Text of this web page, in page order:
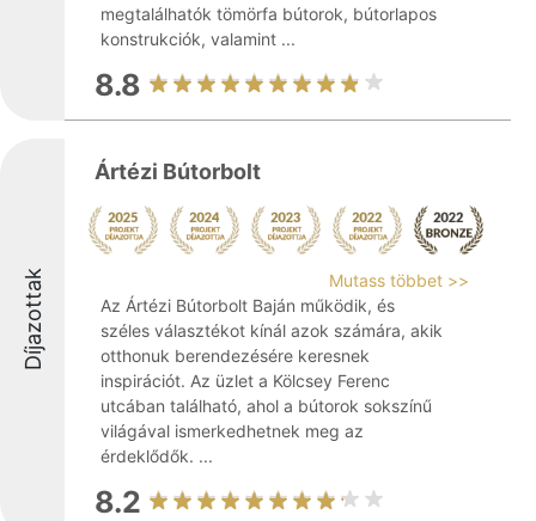
megtalálhatók tömörfa bútorok, bútorlapos
konstrukciók, valamint ...
8.8
Díjazottak
Ártézi Bútorbolt
Mutass többet >>
Az Ártézi Bútorbolt Baján működik, és
széles választékot kínál azok számára, akik
otthonuk berendezésére keresnek
inspirációt. Az üzlet a Kölcsey Ferenc
utcában található, ahol a bútorok sokszínű
világával ismerkedhetnek meg az
érdeklődők. ...
8.2